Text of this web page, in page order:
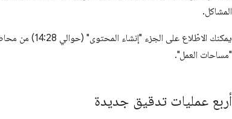
المشاكل.
"مساحات العمل".
أربع عمليات تدقيق جديدة